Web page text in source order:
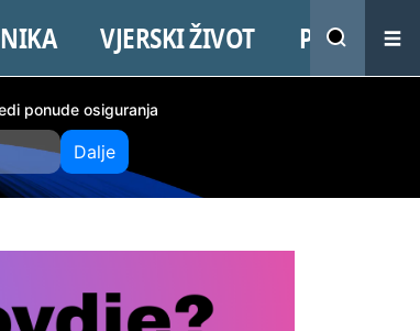
VJERSKI ŽIVOT PROMO
ponude osiguranja
Dalje